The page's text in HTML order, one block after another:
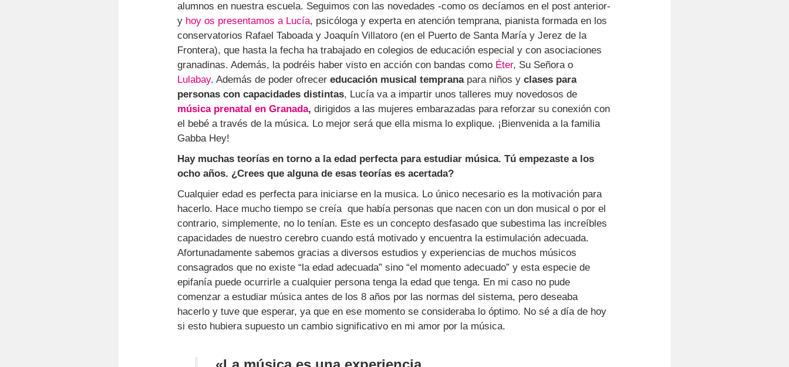
alumnos en nuestra escuela. Seguimos con las novedades -como os decíamos en el post anterior-
y hoy os presentamos a Lucía, psicóloga y experta en atención temprana, pianista formada en los
conservatorios Rafael Taboada y Joaquín Villatoro (en el Puerto de Santa María y Jerez de la
Frontera), que hasta la fecha ha trabajado en colegios de educación especial y con asociaciones
granadinas. Además, la podréis haber visto en acción con bandas como Éter, Su Señora o
Lulabay. Además de poder ofrecer educación musical tempranapara niños y clases para
personas con capacidades distintas, Lucía va a impartir unos talleres muy novedosos de
música prenatal en Granada, dirigidos a las mujeres embarazadas para reforzar su conexión con
el bebé a través de la música. Lo mejor será que ella misma lo explique. ¡Bienvenida a la familia
Gabba Hey!
Hay muchas teorías en torno a la edad perfecta para estudiar música. Tú empezaste a los
ocho años. ¿Crees que alguna de esas teorías es acertada?
Cualquier edad es perfecta para iniciarse en la musica. Lo único necesario es la motivación para
hacerlo. Hace mucho tiempo se creía que había personas que nacen con un don musical o por el
contrario, simplemente, no lo tenían. Este es un concepto desfasado que subestima las increíbles
capacidades de nuestro cerebro cuando está motivado y encuentra la estimulación adecuada.
Afortunadamente sabemos gracias a diversos estudios y experiencias de muchos músicos
consagrados que no existe “la edad adecuada” sino “el momento adecuado” y esta especie de
epifanía puede ocurrirle a cualquier persona tenga la edad que tenga. En mi caso no pude
comenzar a estudiar música antes de los 8 años por las normas del sistema, pero deseaba
hacerlo y tuve que esperar, ya que en ese momento se consideraba lo óptimo. No sé a día de hoy
si esto hubiera supuesto un cambio significativo en mi amor por la música.